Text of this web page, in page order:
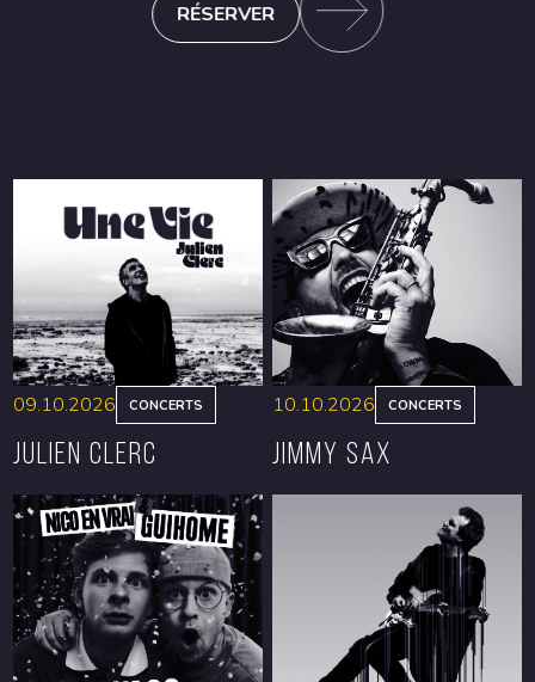
RÉSERVER
RÉSERVER
09.10.2026 CONCERTS
Julien Clerc
RÉSERVER
10.10.2026 CONCERTS
Jimmy Sax